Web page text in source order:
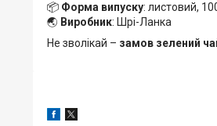
📦 Форма випуску: листовий,
🌏 Виробник: Шрі-Ланка
Не зволікай – замов зелений